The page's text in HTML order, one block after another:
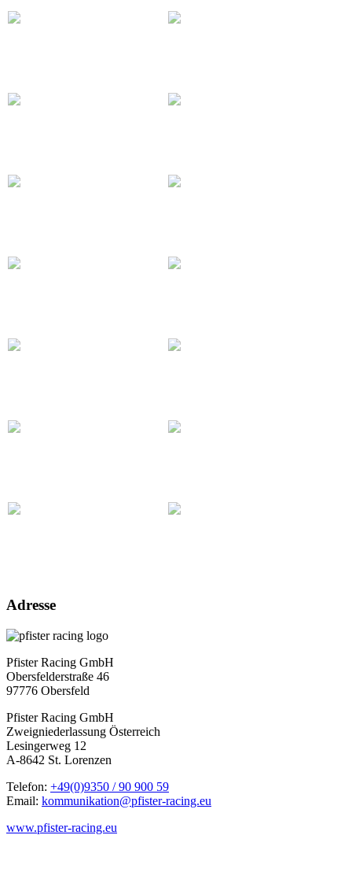
Adresse
Pfister Racing GmbH
Obersfelderstraße 46
97776 Obersfeld
Pfister Racing GmbH
Zweigniederlassung Österreich
Lesingerweg 12
A-8642 St. Lorenzen
Telefon: +49(0)9350 / 90 900 59
Email: kommunikation@pfister-racing.eu
www.pfister-racing.eu